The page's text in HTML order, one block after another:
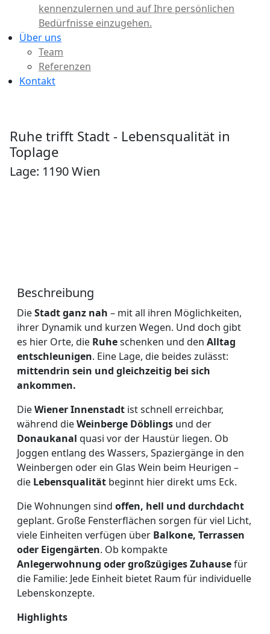
kennenzulernen und auf Ihre persönlichen
Bedürfnisse einzugehen.
Über uns
Team
Referenzen
Kontakt
Ruhe trifft Stadt - Lebensqualität in
Toplage
Lage: 1190 Wien
Beschreibung
DieStadt ganz nah – mit all ihren Möglichkeiten,
ihrer Dynamik und kurzen Wegen. Und doch gibt
es hier Orte, die Ruheschenken und den Alltag
entschleunigen. Eine Lage, die beides zulässt:
mittendrin sein und gleichzeitig bei sich
ankommen.
DieWiener Innenstadt ist schnell erreichbar,
während dieWeinberge Döblings und der
Donaukanal quasi vor der Haustür liegen. Ob
Joggen entlang des Wassers, Spaziergänge in den
Weinbergen oder ein Glas Wein beim Heurigen –
die Lebensqualität beginnt hier direkt ums Eck.
Die Wohnungen sind offen, hell und durchdacht
geplant. Große Fensterflächen sorgen für viel Licht,
viele Einheiten verfügen über Balkone, Terrassen
oder Eigengärten. Ob kompakte
Anlegerwohnung oder großzügiges Zuhausefür
die Familie: Jede Einheit bietet Raum für individuelle
Lebenskonzepte.
Highlights